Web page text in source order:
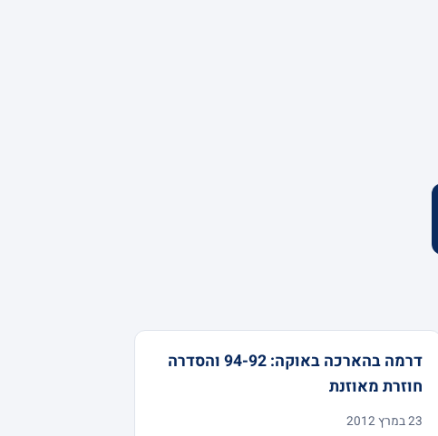
דרמה בהארכה באוקה: 94-92 והסדרה
חוזרת מאוזנת
23 במרץ 2012